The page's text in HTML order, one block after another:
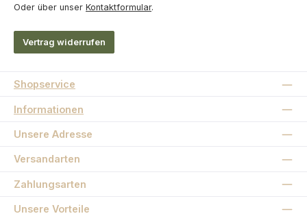
Oder über unser Kontaktformular.
Vertrag widerrufen
Shopservice
Informationen
Unsere Adresse
Versandarten
Zahlungsarten
Unsere Vorteile